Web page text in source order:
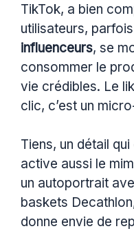
TikTok, a bien
utilisateurs,
influenceurs, se
consommer le
vie crédibles. Le
clic, c’est un
Tiens, un détail
active aussi le
un autoportrait
baskets
donne envie de